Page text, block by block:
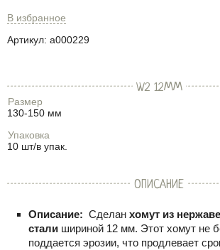
В избранное
Артикул: a000229
W2 12ММ
Размер
130-150 мм
Упаковка
10 шт/в упак.
ОПИСАНИЕ
Описание: Сделан хомут из
стали шириной 12 мм. Этот хомут не
поддается эрозии, что продлевает